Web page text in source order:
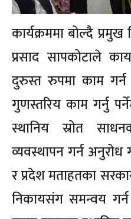
कार्यक्रममा बोल्दै
प्रसाद सापकोटाले
दुरुस्त रुपमा काम गर्न
गुणस्तरिय काम गर्नु
स्थानिय स्रोत
व्यवस्थापन गर्न
र प्रदेश मताहतका
निकायसंग समन्वय